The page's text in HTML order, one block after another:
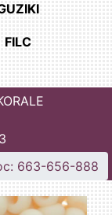
FILC
663-656-888